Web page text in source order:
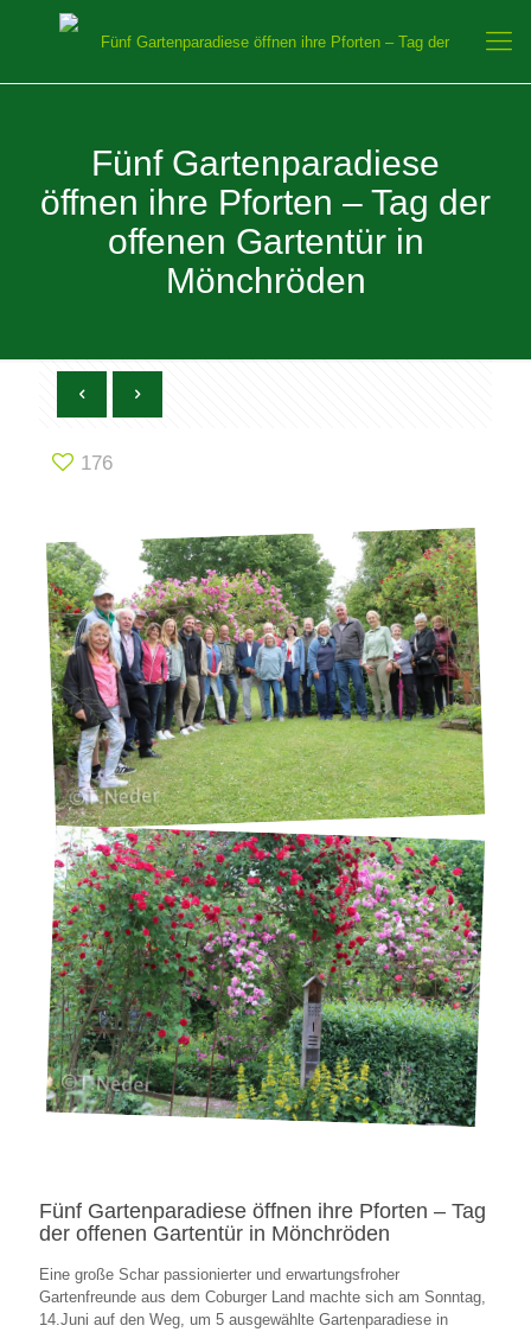
Fünf Gartenparadiese
öffnen ihre Pforten – Tag der
offenen Gartentür in
Mönchröden
176
Fünf Gartenparadiese öffnen ihre Pforten – Tag
der offenen Gartentür in Mönchröden
Eine große Schar passionierter und erwartungsfroher
Gartenfreunde aus dem Coburger Land machte sich am Sonntag,
14.Juni auf den Weg, um 5 ausgewählte Gartenparadiese in